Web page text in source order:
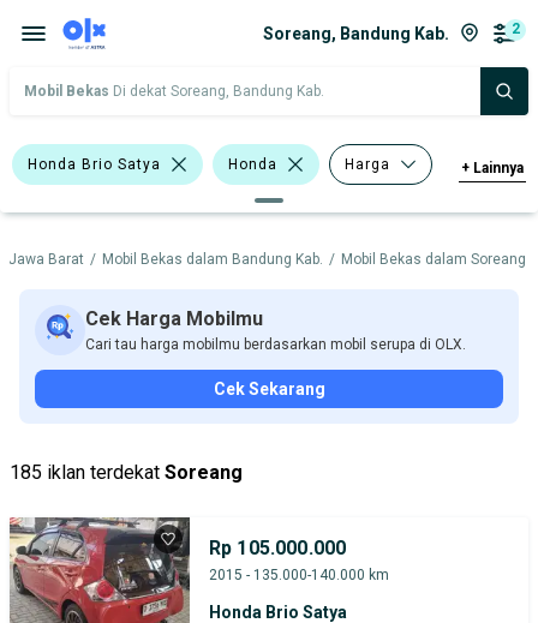
Soreang, Bandung Kab. 2
Mobil Bekas Di dekat Soreang, Bandung Kab.
Honda Brio Satya Honda Harga
Merek Dan Model Tahun
Tipe Bodi Tipe Membership
+ Lainnya
Jawa Barat / Mobil Bekas dalam Bandung Kab. / Mobil Bekas dalam Soreang
Cek Harga Mobilmu
Cari tau harga mobilmu berdasarkan mobil serupa di OLX.
Cek Sekarang
185 iklan terdekat Soreang
Rp 105.000.000
2015 - 135.000-140.000 km
Honda Brio Satya